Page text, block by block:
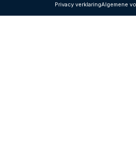
Privacy verklaringAlgemene